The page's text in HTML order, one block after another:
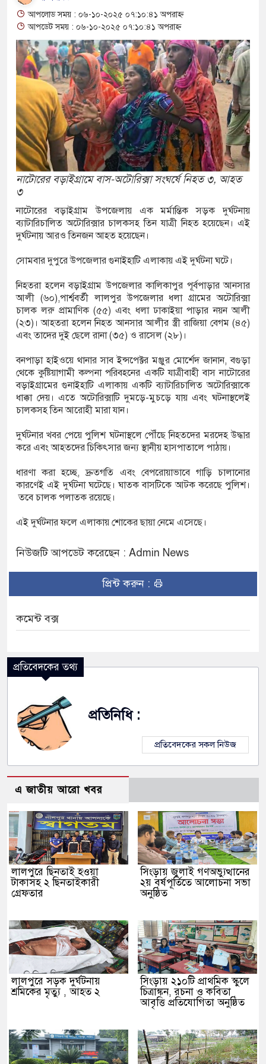
পুকুর থেকে অজ্ঞাত যুবকের মরদেহ উদ্ধার
বিজিবির পৃথক অভিযানে ১৫৬ বোতল ভারতীয়
উদ্ধার
শ্রমিক নিয়োগে আবেদন শুরু, ওমানে ৫ হাজার শ্রমিক
সংঘর্ষে দুই ইসরায়েলি রিজার্ভ সেনা নিহত, সীমান্তে
ছয় বছরের শিশুকে ধর্ষণের অভিযোগে
ট্রাকে অভিনব কৌশলে লুকানো সোয়া কোটি
কাটিয়ে রেকর্ড গড়ে মেসির জোড়া গোল, বড় জয়
পর ব্যাটেই জবাব, অস্ট্রেলিয়ার বিপক্ষে মিরাজের
ক্রীড়াবিদদের জন্য আন্তর্জাতিক মানের জাতীয়
আয়োজন করবে সরকার
আপলোড সময় : ০৬-১০-২০২৫ ০৭:১০:৪১ অপরাহ্ন
আপডেট সময় : ০৬-১০-২০২৫ ০৭:১০:৪১ অপরাহ্ন
নাটোরের বড়াইগ্রামে বাস-অটোরিক্সা সংঘর্ষে নিহত ৩, আহত
৩
নাটোরের বড়াইগ্রাম উপজেলায় এক মর্মান্তিক সড়ক দুর্ঘটনায়
ব্যাটারিচালিত অটোরিক্সার চালকসহ তিন যাত্রী নিহত হয়েছেন। এই
দুর্ঘটনায় আরও তিনজন আহত হয়েছেন।
সোমবার দুপুরে উপজেলার গুনাইহাটি এলাকায় এই দুর্ঘটনা ঘটে।
নিহতরা হলেন বড়াইগ্রাম উপজেলার কালিকাপুর পূর্বপাড়ার আনসার
আলী (৬০),পার্শ্ববর্তী লালপুর উপজেলার ধলা গ্রামের অটোরিক্সা
চালক লরু প্রামাণিক (৫৫) এবং ধলা ঢাকাইয়া পাড়ার নয়ন আলী
(২৩)। আহতরা হলেন নিহত আনসার আলীর স্ত্রী রাজিয়া বেগম (৪৫)
এবং তাদের দুই ছেলে রানা (৩৫) ও রাসেল (২৮)।
বনপাড়া হাইওয়ে থানার সাব ইন্সপেক্টর মঞ্জুর মোর্শেদ জানান, বগুড়া
থেকে কুষ্টিয়াগামী কল্পনা পরিবহনের একটি যাত্রীবাহী বাস নাটোরের
বড়াইগ্রামের গুনাইহাটি এলাকায় একটি ব্যাটারিচালিত অটোরিক্সাকে
ধাক্কা দেয়। এতে অটোরিক্সাটি দুমড়ে-মুচড়ে যায় এবং ঘটনাস্থলেই
চালকসহ তিন আরোহী মারা যান।
দুর্ঘটনার খবর পেয়ে পুলিশ ঘটনাস্থলে পৌঁছে নিহতদের মরদেহ উদ্ধার
করে এবং আহতদের চিকিৎসার জন্য স্থানীয় হাসপাতালে পাঠায়।
ধারণা করা হচ্ছে, দ্রুতগতি এবং বেপরোয়াভাবে গাড়ি চালানোর
কারণেই এই দুর্ঘটনা ঘটেছে। ঘাতক বাসটিকে আটক করেছে পুলিশ।
তবে চালক পলাতক রয়েছে।
এই দুর্ঘটনার ফলে এলাকায় শোকের ছায়া নেমে এসেছে।
নিউজটি আপডেট করেছেন : Admin News
প্রিন্ট করুন :
কমেন্ট বক্স
প্রতিবেদকের তথ্য
প্রতিনিধি :
প্রতিবেদকের সকল নিউজ
এ জাতীয় আরো খবর
লালপুরে ছিনতাই হওয়া
টাকাসহ ২ ছিনতাইকারী
গ্রেফতার
সিংড়ায় জুলাই গণঅভ্যুত্থানের
২য় বর্ষপূর্তিতে আলোচনা সভা
অনুষ্ঠিত
লালপুরে সড়ক দুর্ঘটনায়
শ্রমিকের মৃত্যু , আহত ২
সিংড়ায় ২১০টি প্রাথমিক স্কুলে
চিত্রাঙ্কন, রচনা ও কবিতা
আবৃত্তি প্রতিযোগিতা অনুষ্ঠিত